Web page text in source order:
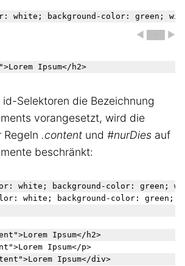
white; background-color: green;
◀ ███ ▶
Lorem Ipsum</h2>
Selektoren die Bezeichnung
vorangesetzt, wird die
Regeln .content und #nurDies auf
beschränkt:
white; background-color: green;
white; background-color: green;
Lorem Ipsum</h2>
Lorem Ipsum</p>
Lorem Ipsum</div>